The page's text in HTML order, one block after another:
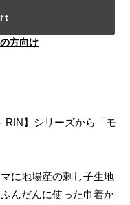
方向け
RIN】シリーズから「モ
に地場産の刺し子生地
んだんに使った巾着か